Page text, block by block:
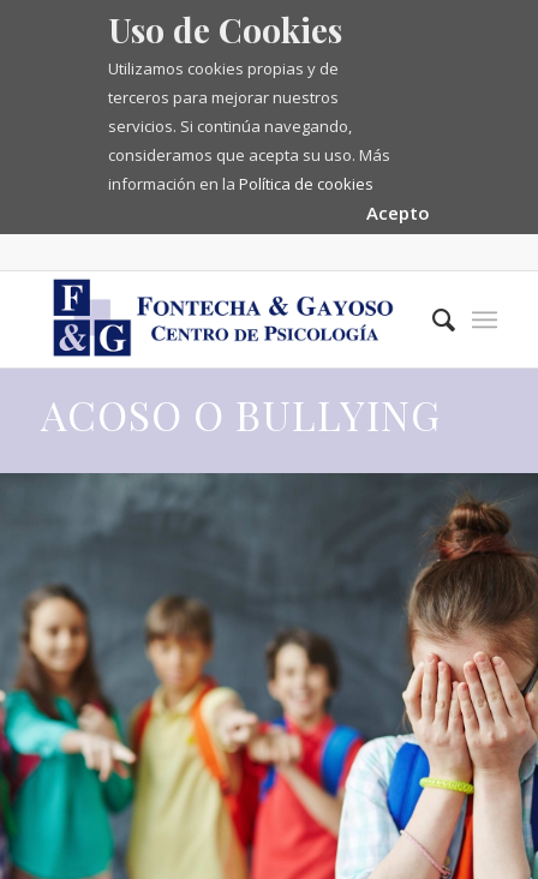
Uso de Cookies
Utilizamos cookies propias y de
terceros para mejorar nuestros
servicios. Si continúa navegando,
consideramos que acepta su uso. Más
información en la Política de cookies
Acepto
ACOSO O BULLYING